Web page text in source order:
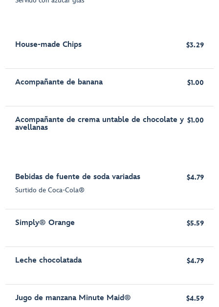
House-made Chips $3.29
Acompañante de banana $1.00
Acompañante de crema untable de chocolate y
avellanas
$1.00
Bebidas de fuente de soda variadas
Surtido de Coca-Cola®
$4.79
Simply® Orange $5.59
Leche chocolatada $4.79
Jugo de manzana Minute Maid® $4.59